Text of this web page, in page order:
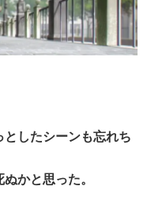
したシーンも忘れち
かと思った。